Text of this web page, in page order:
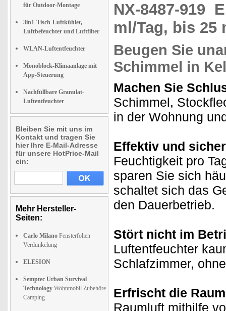
für Outdoor-Montage
3in1-Tisch-Luftkühler, -
Luftbefeuchter und Luftfilter
WLAN-Luftentfeuchter
Monoblock-Klimaanlage mit
App-Steuerung
Nachfüllbare Granulat-
Luftentfeuchter
Bleiben Sie mit uns im
Kontakt und tragen Sie
hier Ihre E-Mail-Adresse
für unsere HotPrice-Mail
ein:
Mehr Hersteller-
Seiten:
Carlo Milano Fensterfolien
Verdunkelung
ELESION
Semptec Urban Survival
Technology Wohnmobil Zubehöre
Camping
NX-8487-919
ml/Tag, bis 25
Beugen Sie
Schimmel in
Machen Sie
Schimmel,
in der Wohnung
Effektiv und
Feuchtigkeit pro
sparen Sie sich
schaltet sich das
den Dauerbetrieb.
Stört nicht im
Luftentfeuchter
Schlafzimmer,
Erfrischt die
Raumluft mithilfe